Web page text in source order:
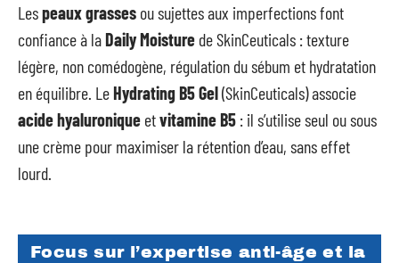
Lespeaux grasses ou sujettes aux imperfections font
confiance à laDaily Moisture de SkinCeuticals : texture
légère, non comédogène, régulation du sébum et hydratation
en équilibre. LeHydrating B5 Gel(SkinCeuticals) associe
acide hyaluronique etvitamine B5 : il s’utilise seul ou sous
une crème pour maximiser la rétention d’eau, sans effet
lourd.
Focus sur l’expertise anti-âge et la